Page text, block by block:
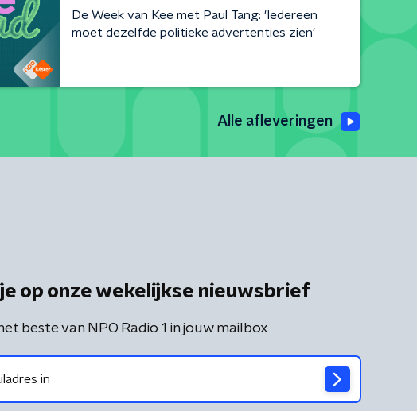
De Week van Kee met Paul Tang: 'Iedereen
moet dezelfde politieke advertenties zien'
Alle afleveringen
op onze wekelijkse nieuwsbrief
beste van NPO Radio 1 in jouw mailbox